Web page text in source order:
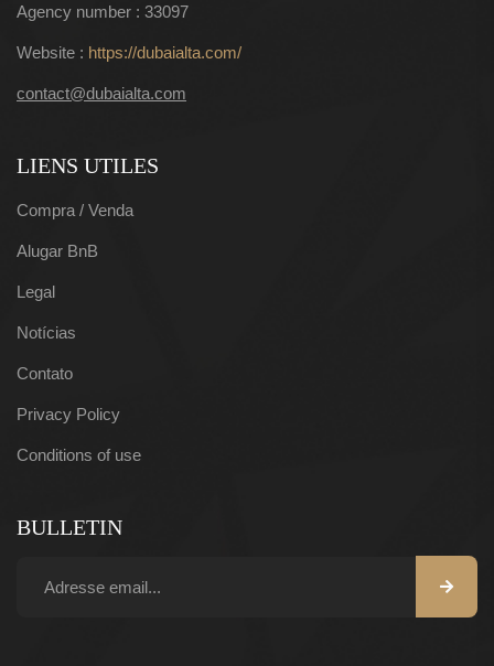
Agency number : 33097
Website : https://dubaialta.com/
contact@dubaialta.com
LIENS UTILES
Compra / Venda
Alugar BnB
Legal
Notícias
Contato
Privacy Policy
Conditions of use
BULLETIN